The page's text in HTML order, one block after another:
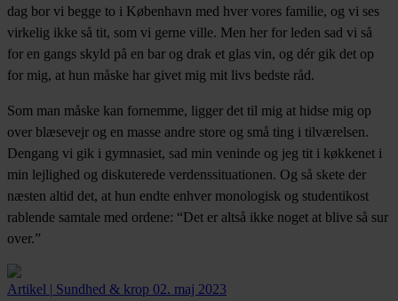
dag bor vi begge to i København med hver vores familie, og vi ses
virkelig ikke så tit, som vi gerne ville. Men her for leden sad vi så
for en gangs skyld på en bar og drak et glas vin, og dér gik det op
for mig, at hun måske har givet mig mit livs bedste råd.
Som man måske kan fornemme, ligger det til mig at hidse mig op
over blæsevejr og en masse andre store og små ting i tilværelsen.
Dengang vi gik i gymnasiet, sad min veninde og jeg tit i køkkenet i
min lejlighed og diskuterede verdenssituationen. Og så skete der
næsten altid det, at hun endte enhver monologisk og studentikost
rablende samtale med ordene: “Det er altså ikke noget at blive så sur
over.”
Artikel | Sundhed & krop 02. maj 2023